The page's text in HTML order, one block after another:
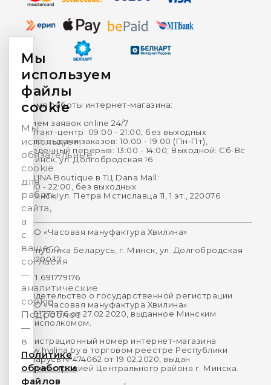
Время работы интернет-магазина:
Прием заявок online 24/7
Контакт-центр: 09:00 - 21:00, без выходных
Пункт выдачи заказов: 10:00 - 19:00 (Пн-Пт),
Обеденный перерыв: 13:00 - 14:00; Выходной: Сб-Вс
г. Минск, ул. Долгобродская 16
HVILINA Boutique в ТЦ Dana Mall:
10:00 - 22:00, без выходных
г. Минск, ул. Петра Мстиславца 11, 1 эт., 220076
ООО «Часовая мануфактура Хвилина»
Республика Беларусь, г. Минск, ул. Долгобродская
16, 220037
УНП 691779176
Свидетельство о государственной регистрации
ООО «Часовая мануфактура Хвилина»
№691779176 от 27.02.2020, выданное Минским
горисполкомом.
Регистрационный номер интернет-магазина
www.hvilina.by в торговом реестре Республики
Беларусь №474062 от 19.02.2020, выдан
Администрацией Центрального района г. Минска.
Мы
используем
файлы
cookie
Мы
используем
обязательные
cookie
для
работы
сайта,
а
с
вашего
согласия
—
аналитические
cookie.
Подробнее
—
в
Политике
обработки
файлов